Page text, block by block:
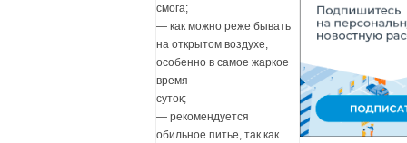
смога;
— как можно реже бывать
на открытом воздухе,
особенно в самое жаркое
время
суток;
— рекомендуется
обильное питье, так как